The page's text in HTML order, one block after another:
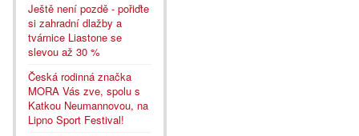
Ještě není pozdě - pořiďte
si zahradní dlažby a
tvárnice Liastone se
slevou až 30 %
Česká rodinná značka
MORA Vás zve, spolu s
Katkou Neumannovou, na
Lipno Sport Festival!